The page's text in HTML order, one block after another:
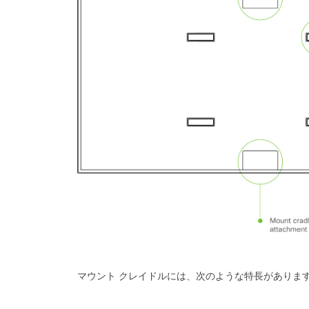
マウント クレイドルには、次のような特長がありま